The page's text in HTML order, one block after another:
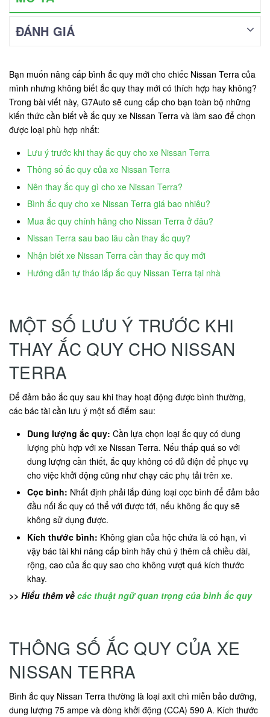
ĐÁNH GIÁ
Bạn muốn nâng cấp bình ắc quy mới cho chiếc Nissan Terra của
mình nhưng không biết ắc quy thay mới có thích hợp hay không?
Trong bài viết này, G7Auto sẽ cung cấp cho bạn toàn bộ những
kiến thức cần biết về ắc quy xe Nissan Terra và làm sao để chọn
được loại phù hợp nhất:
Lưu ý trước khi thay ắc quy cho xe Nissan Terra
Thông số ắc quy của xe Nissan Terra
Nên thay ắc quy gì cho xe Nissan Terra?
Bình ắc quy cho xe Nissan Terra giá bao nhiêu?
Mua ắc quy chính hãng cho Nissan Terra ở đâu?
Nissan Terra sau bao lâu cần thay ắc quy?
Nhận biết xe Nissan Terra cần thay ắc quy mới
Hướng dẫn tự tháo lắp ắc quy Nissan Terra tại nhà
MỘT SỐ LƯU Ý TRƯỚC KHI
THAY ẮC QUY CHO NISSAN
TERRA
Để đảm bảo ắc quy sau khi thay hoạt động được bình thường,
các bác tài cần lưu ý một số điểm sau:
Dung lượng ắc quy: Cần lựa chọn loại ắc quy có dung
lượng phù hợp với xe Nissan Terra. Nếu thấp quá so với
dung lượng cần thiết, ắc quy không có đủ điện để phục vụ
cho việc khởi động cũng như chạy các phụ tải trên xe.
Cọc bình: Nhất định phải lắp đúng loại cọc bình để đảm bảo
đầu nối ắc quy có thể với được tới, nếu không ắc quy sẽ
không sử dụng được.
Kích thước bình: Không gian của hộc chứa là có hạn, vì
vậy bác tài khi nâng cấp bình hãy chú ý thêm cả chiều dài,
rộng, cao của ắc quy sao cho không vượt quá kích thước
khay.
>> Hiểu thêm về các thuật ngữ quan trọng của bình ắc quy
THÔNG SỐ ẮC QUY CỦA XE
NISSAN TERRA
Bình ắc quy Nissan Terra thường là loại axit chì miễn bảo dưỡng,
dung lượng 75 ampe và dòng khởi động (CCA) 590 A. Kích thước